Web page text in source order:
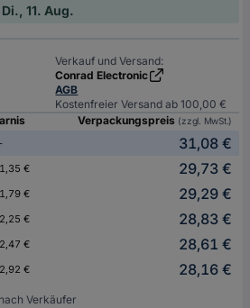
11. Aug.
Verkauf und Versand:
Conrad Electronic
AGB
Kostenfreier Versand ab 100,00 €
Verpackungspreis (zzgl. MwSt.)
-
31,08 €
€
29,73 €
€
29,29 €
€
28,83 €
€
28,61 €
€ 28,16 €
Verkäufer